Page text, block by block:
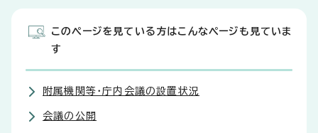
このページを見ている方はこんなページも見ていま
す
附属機関等・庁内会議の設置状況
会議の公開